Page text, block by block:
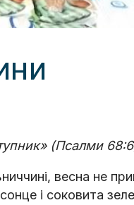
(Псалми
весна не
і соковита